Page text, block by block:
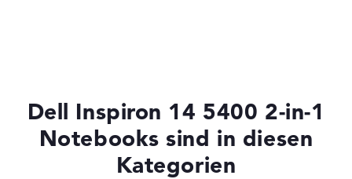
Dell Inspiron 14 5400 2-in-1
Notebooks sind in diesen
Kategorien